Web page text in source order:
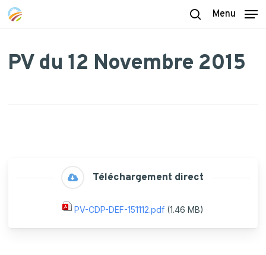
Skip
content
Menu
PV du 12 Novembre 2015
Téléchargement direct
PV-CDP-DEF-151112.pdf(1.46 MB)